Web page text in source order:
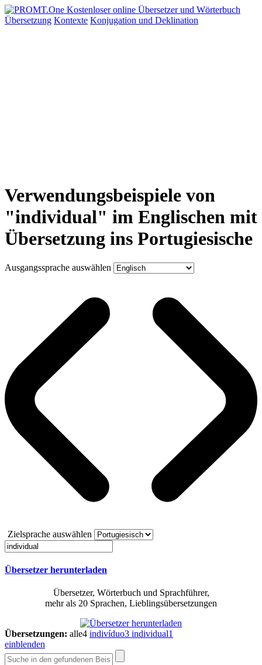
Übersetzung Kontexte Konjugation und Deklination
Verwendungsbeispiele von
"individual" im Englischen mit
Übersetzung ins Portugiesische
Ausgangssprache auswählen
Zielsprache auswählen
Übersetzer herunterladen
Übersetzer, Wörterbuch und Sprachführer,
mehr als 20 Sprachen, Lieblingsübersetzungen
Übersetzungen: alle4 indivíduo3 individual1
einblenden